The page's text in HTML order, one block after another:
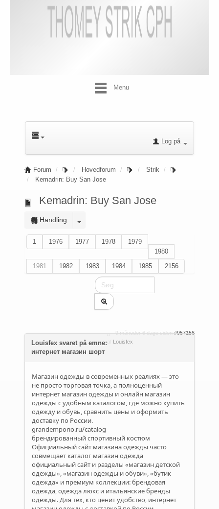
Menu
Log på
Forum Hovedforum
Strik
Kemadrin: Buy San Jose
Kemadrin: Buy San Jose
Handling
1 1976 1977 1978
1979
1980
1981
1982 1983 1984 1985 2156
9 måneder 6 dage siden #957156
Louisfex
Louisfex svaret på emne:
интернет магазин шорт
Магазин одежды в современных реалиях — это
не просто торговая точка, а полноценный
интернет магазин одежды и онлайн магазин
одежды с удобным каталогом, где можно купить
одежду и обувь, сравнить цены и оформить
доставку по России.
grandemporio.ru/catalog
брендированный спортивный костюм
Официальный сайт магазина одежды часто
совмещает каталог магазин одежда
официальный сайт и разделы «магазин детской
одежды», «магазин одежды и обуви», «бутик
одежда» и премиум коллекции: брендовая
одежда, одежда люкс и итальянские бренды
одежды. Для тех, кто ценит удобство, интернет